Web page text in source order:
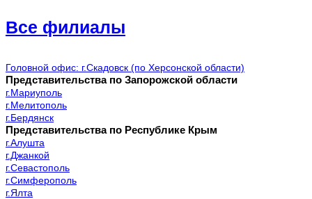
Все филиалы
Головной офис: г.Скадовск (по Херсонской области)
Представительства по Запорожской области
г.Мариуполь
г.Мелитополь
г.Бердянск
Представительства по Республике Крым
г.Алушта
г.Джанкой
г.Севастополь
г.Симферополь
г.Ялта